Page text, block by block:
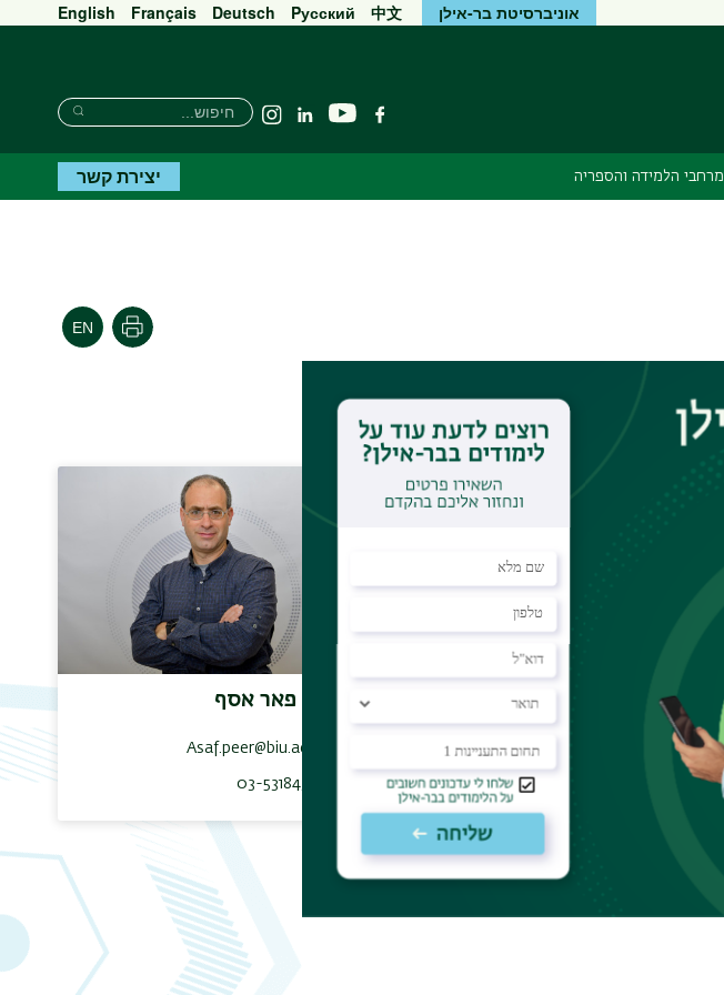
אוניברסיטת בר-אילן English Français Deutsch Pусский 中文
פייסבוקיוטיוב Linkedin
Instagram
חיפוש
חיפוש
חיפוש
מרחבי הלמידה והספריה יצירת קשר
הדפסה
ד"ר סומנייק מעיין
maayane.soumagnac@gmail.com
פרופ' פאר אסף
Asaf.peer@biu.ac.il
03-5318438